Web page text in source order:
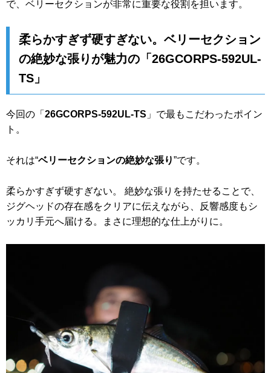
で、ベリーセクションが非常に重要な役割を担います。
柔らかすぎず硬すぎない。ベリーセクション
の絶妙な張りが魅力の「26GCORPS-592UL-
TS」
今回の「 26GCORPS-592UL-TS 」で最もこだわったポイン
ト。
それは“ベリーセクションの絶妙な張り”です。
柔らかすぎず硬すぎない。 絶妙な張りを持たせることで、
ジグヘッドの存在感をクリアに伝えながら、反響感度もシ
ッカリ手元へ届ける。まさに理想的な仕上がりに。